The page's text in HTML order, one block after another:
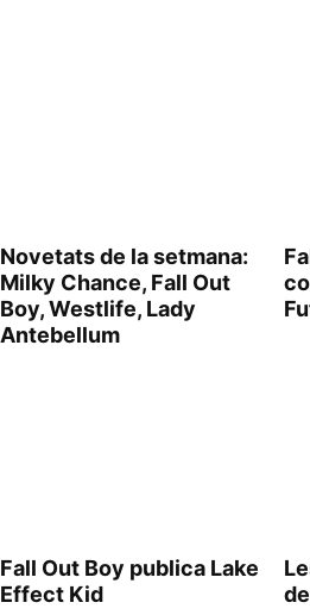
Novetats de la setmana:
Milky Chance, Fall Out
Boy, Westlife, Lady
Antebellum
Fall Out Boy publica Lake
Effect Kid